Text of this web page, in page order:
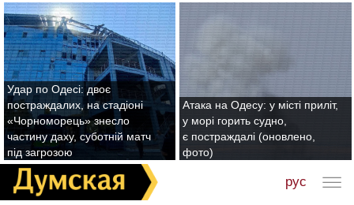
Удар по Одесі: двоє
постраждалих, на стадіоні
«Чорноморець» знесло
частину даху, суботній матч
під загрозою
Атака на Одесу: у місті приліт,
у морі горить судно,
є постраждалі (оновлено,
фото)
рус